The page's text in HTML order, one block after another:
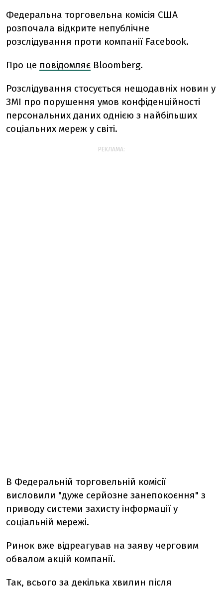
Федеральна торговельна комісія США
розпочала відкрите непублічне
розслідування проти компанії Facebook.
Про це повідомляє Bloomberg.
Розслідування стосується нещодавніх новин у
ЗМІ про порушення умов конфіденційності
персональних даних однією з найбільших
соціальних мереж у світі.
РЕКЛАМА:
В Федеральній торговельній комісії
висловили "дуже серйозне занепокоєння" з
приводу системи захисту інформації у
соціальній мережі.
Ринок вже відреагував на заяву черговим
обвалом акцій компанії.
Так, всього за декілька хвилин після